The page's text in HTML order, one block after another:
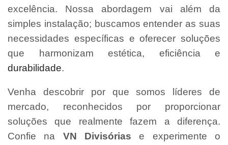
excelência. Nossa abordagem vai além da
simples instalação; buscamos entender as suas
necessidades específicas e oferecer soluções
que harmonizam estética, eficiência e
durabilidade.
Venha descobrir por que somos líderes de
mercado, reconhecidos por proporcionar
soluções que realmente fazem a diferença.
Confie na VN Divisórias e experimente o